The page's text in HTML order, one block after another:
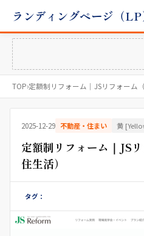
ランディングページ（LP
TOP›定額制リフォーム｜JSリフォーム
2025-12-29 不動産・住まい 黄
定額制リフォーム｜JS
住生活）
タグ：